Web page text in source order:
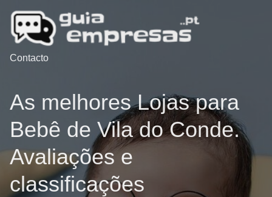
Contacto
As melhores Lojas para
Bebê de Vila do Conde.
Avaliações e
classificações